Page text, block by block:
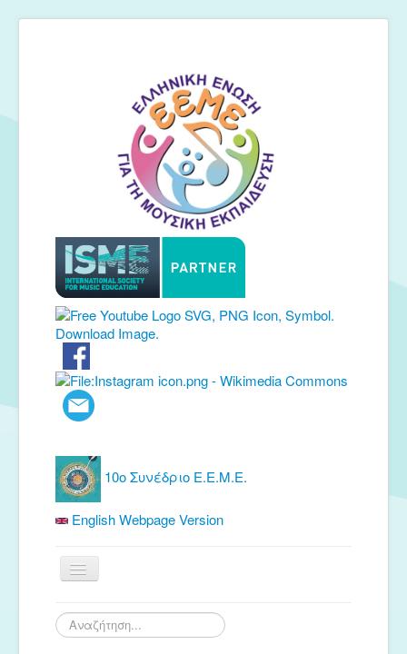
10ο Συνέδριο Ε.Ε.Μ.Ε.
English Webpage Version
Αρχική
Αναζήτηση...